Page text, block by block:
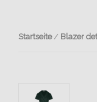
Startseite/ Blazer